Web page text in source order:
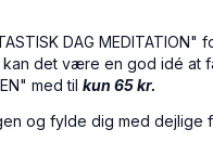
DAG MEDITATION"
det være en god idé at
med til kun 65 kr.
og fylde dig med dejlige